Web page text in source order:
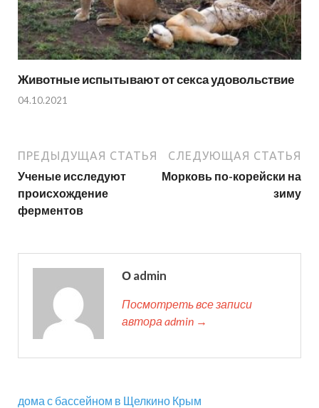
Животные испытывают от секса удовольствие
04.10.2021
ПРЕДЫДУЩАЯ СТАТЬЯ
Ученые исследуют
происхождение
ферментов
СЛЕДУЮЩАЯ СТАТЬЯ
Морковь по-корейски на
зиму
О admin
Посмотреть все записи
автора admin →
дома с бассейном в Щелкино Крым